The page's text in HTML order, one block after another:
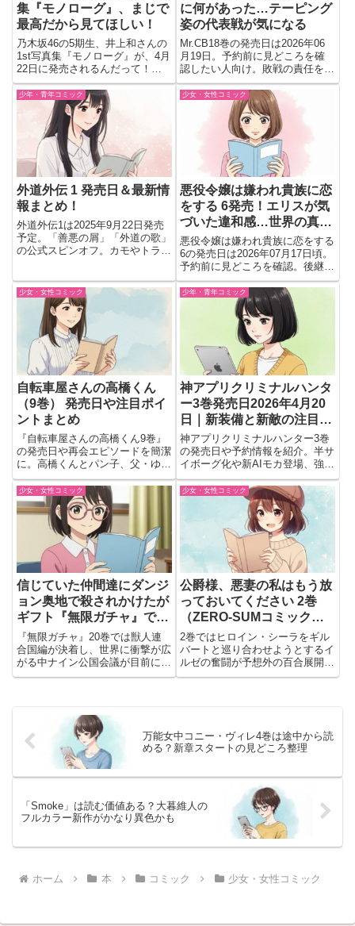
集『モノローグ』、まじで
最高だから見てほしい！
乃木坂46の5期生、井上和さんの
1st写真集『モノローグ』が、4月
22日に発売されるんだって！し
かも20歳の記念ってことで内容
もめっちゃ豪華。テーマは「ミュ
ーズ誕生」って聞いただけでちょ
っとドキドキするよね。撮影場所
はイタリアで、地中海のサ...
に何があった…テーピング
姿の代表戦が気になる
Mr.CB18巻の発売日は2026年06
月19日。予約前に見どころを確
認したい人向け。敗戦の責任を背
負う千明がチームを支え、U-23
日本代表とアルゼンチン戦へ。テ
ーピング姿の理由も気になる紹介
少年・青年コミック
外道外伝 1 発売日＆最新情
報まとめ！
外道外伝1は2025年9月22日発売
予定。「善悪の屑」「外道の歌」
の公式スピンオフ。カモやトラに
少女・女性コミック
悪役令嬢は嫌われ貴族に恋
をする 6発売！エリスが気
づいた違和感…世界の真実
に近づく？
悪役令嬢は嫌われ貴族に恋をする
6の発売日は2026年07月17日頃。
予約前に見どころを確認。後継者
争いの行方や正ヒロインの影、エ
リスが気づく違和感が転機となる
少女・女性コミック
自転車屋さんの高橋くん
（9巻） 発売日や注目ポイ
ントまとめ
『自転車屋さんの高橋くん9巻』
の発売日や再会エピソードを簡潔
に。高橋くんとパン子、父・ゆい
の関係が動く最新巻のポイントと
予約情報を網羅。
少年・青年コミック
神アプリクリミナルハンタ
ー3巻発売日2026年4月20
日｜新装備と新敵の注目展
開
神アプリクリミナルハンター3巻
の発売日や予約情報を紹介。半サ
イボーグ化や新AIモカ登場、強敵
ハガネ仮面との戦いの見どころを
解説。
少女・女性コミック
信じていた仲間達にダンジ
ョン奥地で殺されかけたが
ギフト『無限ガチャ』でレ
ベル9999の仲間達を手に
入れて元パーティーメンバ
ーと世界に復讐＆『ざま
ぁ！』します！（20）最新
約・見どころが激アツすぎ
『無限ガチャ』20巻では獣人連
合国編が決着し、世界に衝撃が広
がる中ナイン公国会議が目前に。
リリスの女王就任を目指すレベル
少女・女性コミック
公爵様、悪妻の私はもう放
っておいてください 2巻
（ZERO-SUMコミック
ス）｜発売日・見どころ・
予約情報まとめ
2巻ではヒロイン・シーラをギル
バートと巡り合わせようとするイ
ルゼの奮闘が予想外の百合展開
に。ドS公爵と悪妻イルゼの関係
万能女中コニー・ヴィレ4巻は途中から読
める？新章スタートの見どころ整理
「Smoke」は読む価値ある？大暮維人の
フルカラー新作がかなり異色かも
ホーム 本 コミック 少女・女性コミック